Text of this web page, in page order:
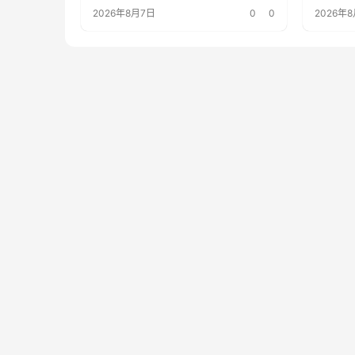
标价上调至 355 美元
2026年8月7日 0 0 2026年8